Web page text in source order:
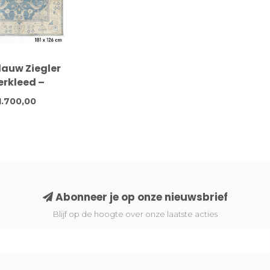
Ziegler
–
wollen
x 126 cm
Abonneer je op onze nieuwsbrief
Blijf op de hoogte over onze laatste acties